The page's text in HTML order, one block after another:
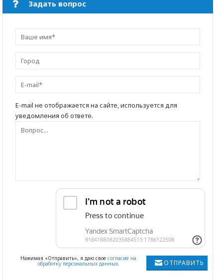
Задать вопрос
E-mail не отображается на сайте, используется для
уведомления об ответе.
ОТПРАВИТЬ
Нажимая «Отправить», я даю свое согласие на
обработку персональных данных.